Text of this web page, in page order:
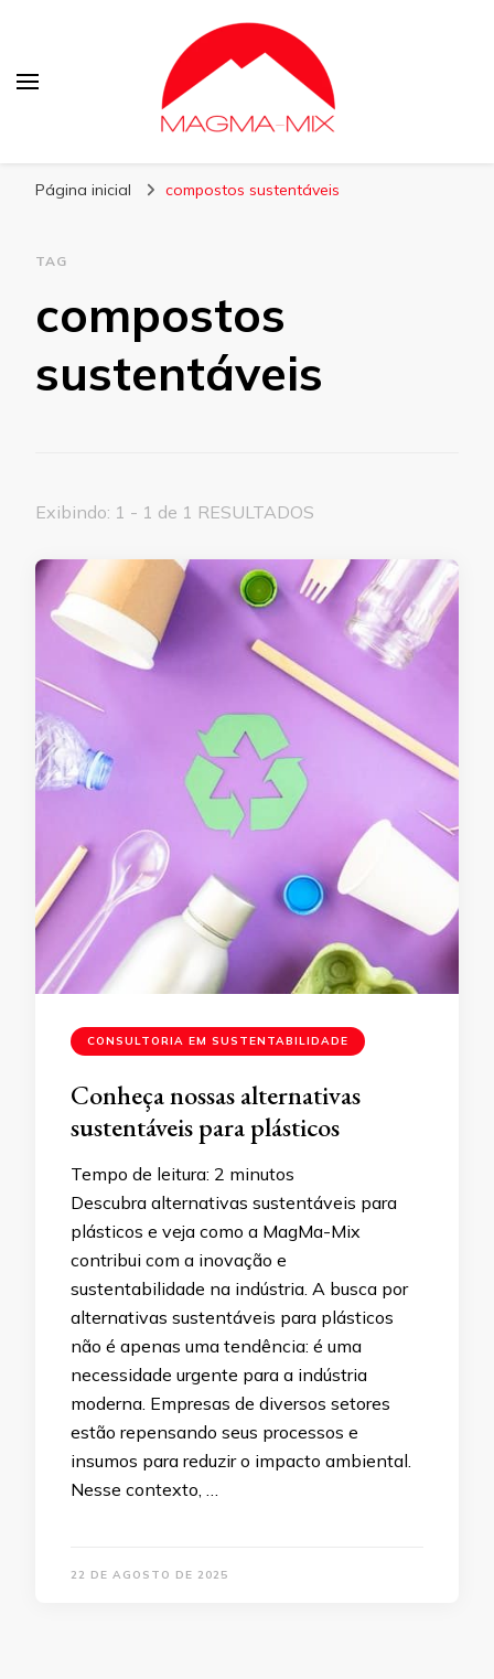
Página inicial compostos sustentáveis
TAG
compostos
sustentáveis
Exibindo: 1 - 1 de 1 RESULTADOS
CONSULTORIA EM SUSTENTABILIDADE
Conheça nossas alternativas
sustentáveis para plásticos
Tempo de leitura: 2 minutos
Descubra alternativas sustentáveis para
plásticos e veja como a MagMa-Mix
contribui com a inovação e
sustentabilidade na indústria. A busca por
alternativas sustentáveis para plásticos
não é apenas uma tendência: é uma
necessidade urgente para a indústria
moderna. Empresas de diversos setores
estão repensando seus processos e
insumos para reduzir o impacto ambiental.
Nesse contexto, …
22 DE AGOSTO DE 2025